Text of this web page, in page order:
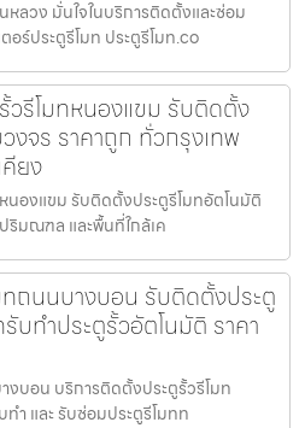
หลวง มั่นใจในบริการติดตั้งและซ่อม
อร์ประตูรีโมท ประตูรีโมท.co
วรีโมทหนองแขม รับติดตั้ง
งจร ราคาถูก ทั่วกรุงเทพ
ยง
นองแขม รับติดตั้งประตูรีโมทอัตโนมัติ
ริมณฑล และพื้นที่ใกล้เค
ถนนบางบอน รับติดตั้งประตู
บทำประตูรั้วอัตโนมัติ ราคา
บอน บริการติดตั้งประตูรั้วรีโมท
ำ และ รับซ่อมประตูรีโมทท